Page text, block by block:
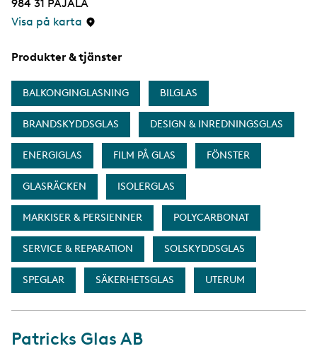
984 31 PAJALA
Visa på karta
Produkter & tjänster
BALKONGINGLASNING BILGLAS
BRANDSKYDDSGLAS DESIGN & INREDNINGSGLAS
ENERGIGLAS FILM PÅ GLAS FÖNSTER
GLASRÄCKEN ISOLERGLAS
MARKISER & PERSIENNER POLYCARBONAT
SERVICE & REPARATION SOLSKYDDSGLAS
SPEGLAR SÄKERHETSGLAS UTERUM
Patricks Glas AB